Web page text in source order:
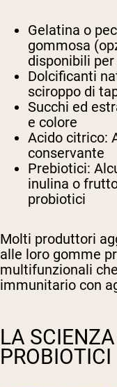
Gelatina o
gommosa
disponibili
Dolcificanti
sciroppo di
Succhi ed
e colore
Acido citrico:
conservante
Prebiotici:
inulina o
probiotici
Molti produttori
alle loro gomme
multifunzionali
immunitario con
LA
PROBIOTICI